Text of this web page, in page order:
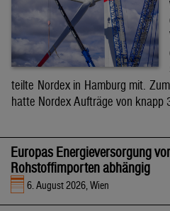
teilte Nordex in Hamburg mit.
hatte Nordex Aufträge von knapp
Europas Energieversorgung
Rohstoffimporten abhängig
6. August 2026, Wien